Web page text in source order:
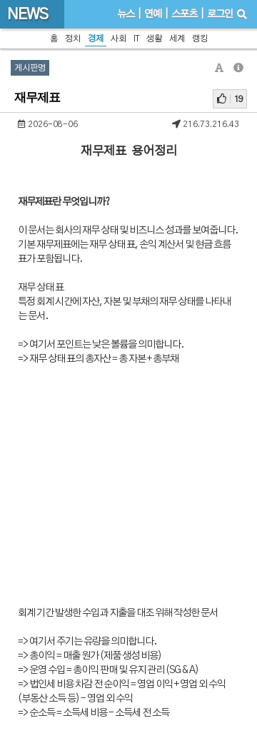
NEWS 뉴스 연예 스포츠 로그인
홈 정치 경제 사회 IT 생활 세계 랭킹
게시판명
재무제표 19
2026-08-06 216.73.216.43
재무제표 용어정리
재무제표란 무엇입니까?
이 문서는 회사의 재무 상태 및 비즈니스 성과를 보여줍니다.
기본 재무제표에는 재무 상태 표, 손익 계산서 및 현금 흐름
표가 포함됩니다.
재무 상태 표
특정 회계 시간에 자산, 자본 및 부채의 재무 상태를 나타내
는 문서.
=> 여기서 포인트는 낮은 볼륨을 의미합니다.
=> 재무 상태 표의 총자산 = 총 자본 + 총부채
회계 기간 발생한 수입과 지출을 대조 위해 작성한 문서
=> 여기서 주기는 유량을 의미합니다.
=> 총이익 = 매출 원가 (제품 생성 비용)
=> 운영 수입 = 총이익 판매 및 유지 관리 (SG & A)
=> 법인세 비용 차감 전 순이익 = 영업 이익 + 영업 외 수익
(부동산 소득 등) - 영업 외 수익
=> 순소득 = 소득세 비용 - 소득세 전 소득